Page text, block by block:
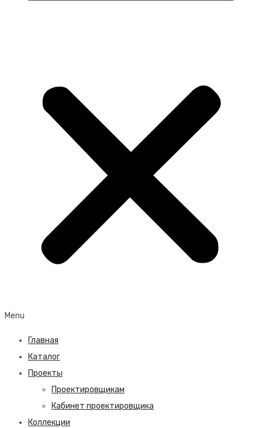
Menu
Главная
Каталог
Проекты
Проектировщикам
Кабинет проектировщика
Коллекции